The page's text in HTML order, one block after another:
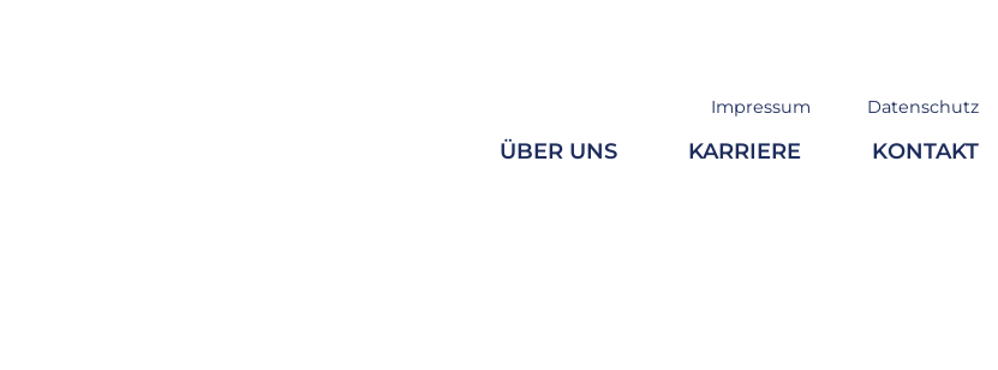
Impressum Datenschutz
ÜBER UNS KARRIERE KONTAKT